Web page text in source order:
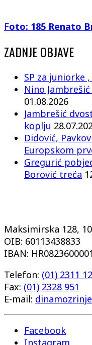
Foto: 185 Renato
ZADNJE OBJAVE
SP za juniorke ,
Nino
01.08.2026
Jambrešić
koplju
Didović,
Europskom
Gregurić
Borović treća
Maksimirska 128,
OIB: 60113438833
IBAN:
Telefon: (01) 2311
Fax: (01) 2328 951
E-mail:
Facebook
Instagram